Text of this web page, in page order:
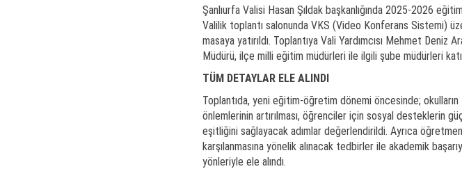
Şanlıurfa Valisi Hasan Şıldak başkanlığında 2025-2026
Valilik toplantı salonunda VKS (Video Konferans Sistemi)
masaya yatırıldı. Toplantıya Vali Yardımcısı Mehmet Deniz
Müdürü, ilçe milli eğitim müdürleri ile ilgili şube müdürleri
TÜM DETAYLAR ELE ALINDI
Toplantıda, yeni eğitim-öğretim dönemi öncesinde;
önlemlerinin artırılması, öğrenciler için sosyal desteklerin
eşitliğini sağlayacak adımlar değerlendirildi. Ayrıca
karşılanmasına yönelik alınacak tedbirler ile akademik
yönleriyle ele alındı.